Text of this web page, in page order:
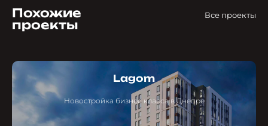
Похожие
проекты
Все проекты
Lagom
Новостройка бизнес класса в Днепре